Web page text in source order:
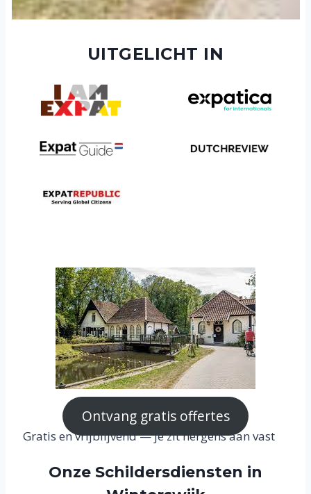
UITGELICHT IN
Ontvang gratis offertes
Gratis en vrijblijvend — je zit nergens aan vast
Onze Schildersdiensten in